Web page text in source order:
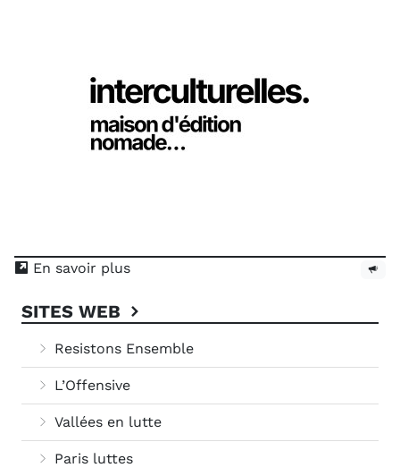
En savoir plus
SITES WEB
Resistons Ensemble
L’Offensive
Vallées en lutte
Paris luttes